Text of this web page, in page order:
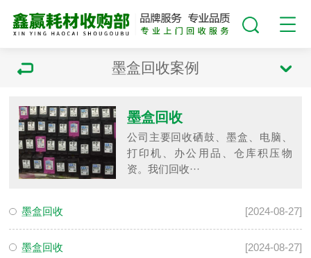
墨盒回收案例
墨盒回收
公司主要回收硒鼓、墨盒、电脑、
打印机、办公用品、仓库积压物
资。我们回收···
墨盒回收 [2024-08-27]
墨盒回收 [2024-08-27]